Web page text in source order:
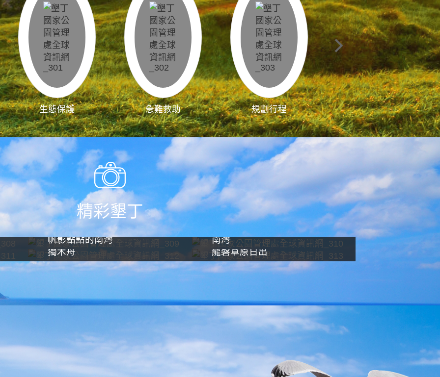
生態保護 急難救助 規劃行程 影像直播
精彩墾丁
帆影點點的南灣
南灣
獨木舟
龍磐草原日出